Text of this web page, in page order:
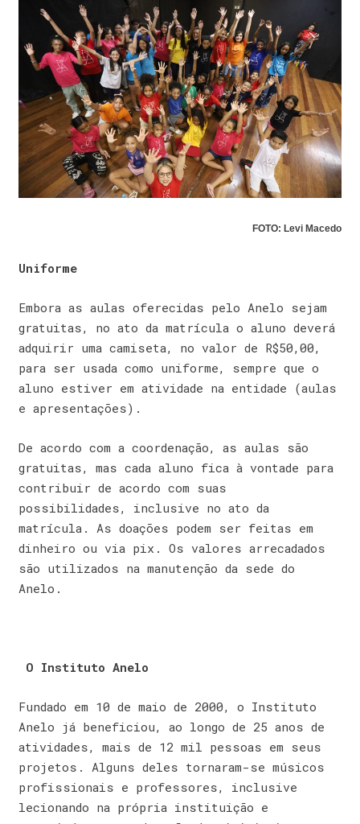
FOTO: Levi Macedo
Uniforme
Embora as aulas oferecidas pelo Anelo sejam
gratuitas, no ato da matrícula o aluno deverá
adquirir uma camiseta, no valor de R$50,00,
para ser usada como uniforme, sempre que o
aluno estiver em atividade na entidade (aulas
e apresentações).
De acordo com a coordenação, as aulas são
gratuitas, mas cada aluno fica à vontade para
contribuir de acordo com suas
possibilidades, inclusive no ato da
matrícula. As doações podem ser feitas em
dinheiro ou via pix. Os valores arrecadados
são utilizados na manutenção da sede do
Anelo.
O Instituto Anelo
Fundado em 10 de maio de 2000, o Instituto
Anelo já beneficiou, ao longo de 25 anos de
atividades, mais de 12 mil pessoas em seus
projetos. Alguns deles tornaram-se músicos
profissionais e professores, inclusive
lecionando na própria instituição e